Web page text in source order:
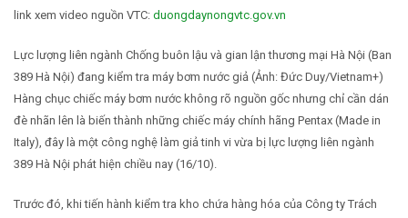
link xem video nguồn VTC: duongdaynongvtc.gov.vn
Lực lượng liên ngành Chống buôn lậu và gian lận thương mại Hà Nội (Ban
389 Hà Nội) đang kiểm tra máy bơm nước giả (Ảnh: Đức Duy/Vietnam+)
Hàng chục chiếc máy bơm nước không rõ nguồn gốc nhưng chỉ cần dán
đè nhãn lên là biến thành những chiếc máy chính hãng Pentax (Made in
Italy), đây là một công nghệ làm giả tinh vi vừa bị lực lượng liên ngành
389 Hà Nội phát hiện chiều nay (16/10).
Trước đó, khi tiến hành kiểm tra kho chứa hàng hóa của Công ty Trách